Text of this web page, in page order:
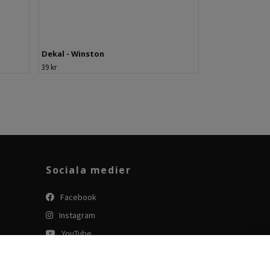
Dekal - Winston
39 kr
Sociala medier
Facebook
Instagram
YouTube